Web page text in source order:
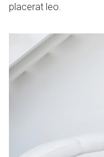
placerat leo.